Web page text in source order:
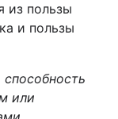
из пользы
и пользы
или